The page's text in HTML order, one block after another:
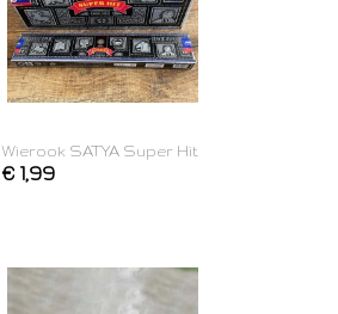
Wierook SATYA Super Hit
€ 1,99